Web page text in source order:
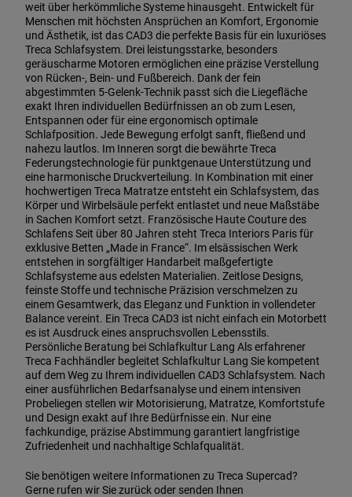
weit über herkömmliche Systeme hinausgeht. Entwickelt für
Menschen mit höchsten Ansprüchen an Komfort, Ergonomie
und Ästhetik, ist das CAD3 die perfekte Basis für ein luxuriöses
Treca Schlafsystem. Drei leistungsstarke, besonders
geräuscharme Motoren ermöglichen eine präzise Verstellung
von Rücken-, Bein- und Fußbereich. Dank der fein
abgestimmten 5-Gelenk-Technik passt sich die Liegefläche
exakt Ihren individuellen Bedürfnissen an ob zum Lesen,
Entspannen oder für eine ergonomisch optimale
Schlafposition. Jede Bewegung erfolgt sanft, fließend und
nahezu lautlos. Im Inneren sorgt die bewährte Treca
Federungstechnologie für punktgenaue Unterstützung und
eine harmonische Druckverteilung. In Kombination mit einer
hochwertigen Treca Matratze entsteht ein Schlafsystem, das
Körper und Wirbelsäule perfekt entlastet und neue Maßstäbe
in Sachen Komfort setzt. Französische Haute Couture des
Schlafens Seit über 80 Jahren steht Treca Interiors Paris für
exklusive Betten „Made in France“. Im elsässischen Werk
entstehen in sorgfältiger Handarbeit maßgefertigte
Schlafsysteme aus edelsten Materialien. Zeitlose Designs,
feinste Stoffe und technische Präzision verschmelzen zu
einem Gesamtwerk, das Eleganz und Funktion in vollendeter
Balance vereint. Ein Treca CAD3 ist nicht einfach ein Motorbett
es ist Ausdruck eines anspruchsvollen Lebensstils.
Persönliche Beratung bei Schlafkultur Lang Als erfahrener
Treca Fachhändler begleitet Schlafkultur Lang Sie kompetent
auf dem Weg zu Ihrem individuellen CAD3 Schlafsystem. Nach
einer ausführlichen Bedarfsanalyse und einem intensiven
Probeliegen stellen wir Motorisierung, Matratze, Komfortstufe
und Design exakt auf Ihre Bedürfnisse ein. Nur eine
fachkundige, präzise Abstimmung garantiert langfristige
Zufriedenheit und nachhaltige Schlafqualität.
Sie benötigen weitere Informationen zu Treca Supercad?
Gerne rufen wir Sie zurück oder senden Ihnen